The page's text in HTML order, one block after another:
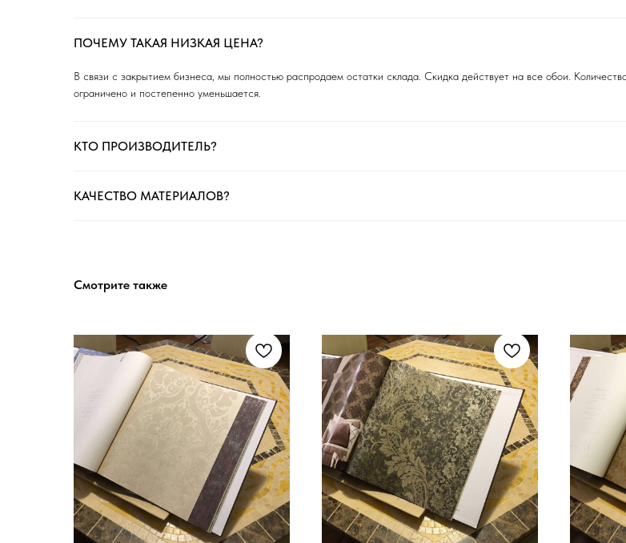
ПОЧЕМУ ТАКАЯ НИЗКАЯ ЦЕНА?
В связи с закрытием бизнеса, мы полностью распродаем остатки склада. Скидка действует на все обои.
ограничено и постепенно уменьшается.
КТО ПРОИЗВОДИТЕЛЬ?
КАЧЕСТВО МАТЕРИАЛОВ?
Смотрите также